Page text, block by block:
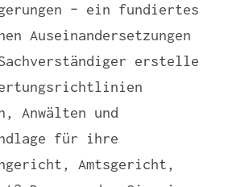
– ein fundiertes
Auseinandersetzungen
erstelle
Anwälten und
für ihre
Amtsgericht,